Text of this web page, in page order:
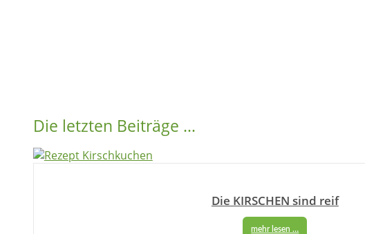
Die letzten Beiträge …
Die KIRSCHEN sind reif
mehr lesen …